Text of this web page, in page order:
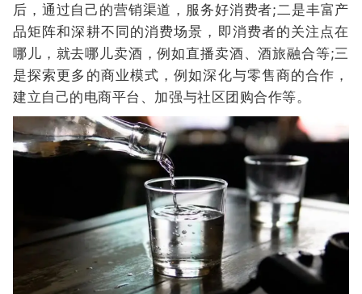
后，通过自己的营销渠道，服务好消费者;二是丰富产
品矩阵和深耕不同的消费场景，即消费者的关注点在
哪儿，就去哪儿卖酒，例如直播卖酒、酒旅融合等;三
是探索更多的商业模式，例如深化与零售商的合作，
建立自己的电商平台、加强与社区团购合作等。